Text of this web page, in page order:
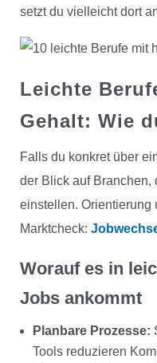
setzt du vielleicht dort
Leichte
Gehalt: Wie
Falls du konkret über
der Blick auf Branchen,
einstellen. Orientierung
Marktcheck:
Worauf es in
Jobs ankommt
Planbare Prozesse:
Tools reduzieren